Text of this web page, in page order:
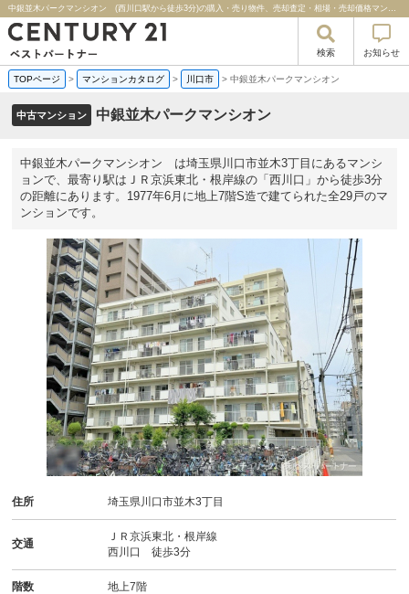
中銀並木パークマンシオン (西川口駅から徒歩3分)の購入・売り物件、売却査定・相場・売却価格マンション情報｜センチュリー２１ベストパートナー
検索 お知らせ
TOPページ > マンションカタログ > 川口市 > 中銀並木パークマンシオン
中古マンション 中銀並木パークマンシオン
中銀並木パークマンシオン は埼玉県川口市並木3丁目にあるマンシ
ョンで、最寄り駅はＪＲ京浜東北・根岸線の「西川口」から徒歩3分
の距離にあります。1977年6月に地上7階S造で建てられた全29戸のマ
ンションです。
住所 埼玉県川口市並木3丁目
交通
ＪＲ京浜東北・根岸線
西川口 徒歩3分
階数 地上7階